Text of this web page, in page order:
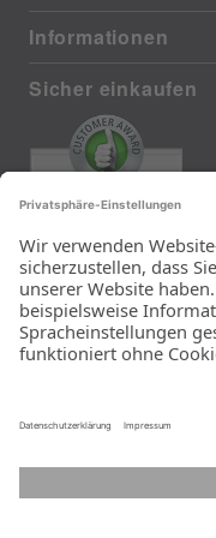
Informationen
Sicher einkaufen
385 reviews from real customers
(last 12 months)
Total: 11283
Die Auswahl und die
Einfachheit der
Bestellung.